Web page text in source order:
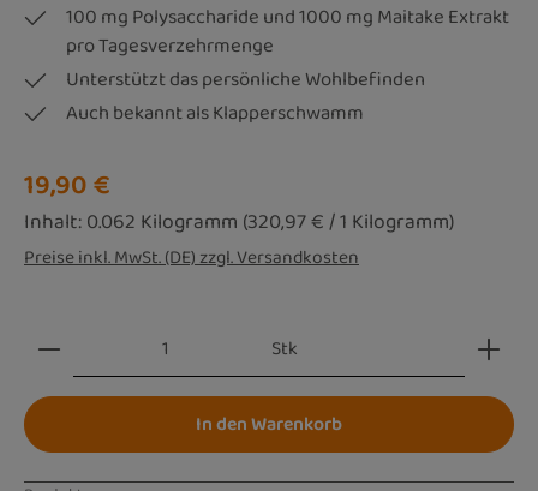
100 mg Polysaccharide und 1000 mg Maitake Extrakt
pro Tagesverzehrmenge
Unterstützt das persönliche Wohlbefinden
Auch bekannt als Klapperschwamm
Regulärer Preis:
19,90 €
Inhalt:0.062 Kilogramm (320,97 € / 1 Kilogramm)
Preise inkl. MwSt. (DE) zzgl. Versandkosten
Produkt Anzahl: Gib den gewünschten Wert ein
Stk
In den Warenkorb